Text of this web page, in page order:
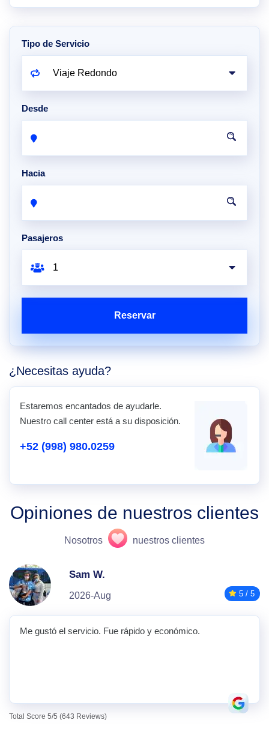
Tipo de Servicio
Desde
Hacia
Pasajeros
Reservar
¿Necesitas ayuda?
Estaremos encantados de ayudarle.
Nuestro call center está a su disposición.
+52 (998) 980.0259
Opiniones de nuestros clientes
Nosotros nuestros clientes
Sam W.
2026-Aug 5 / 5
Me gustó el servicio. Fue rápido y económico.
Total Score 5/5 (643 Reviews)